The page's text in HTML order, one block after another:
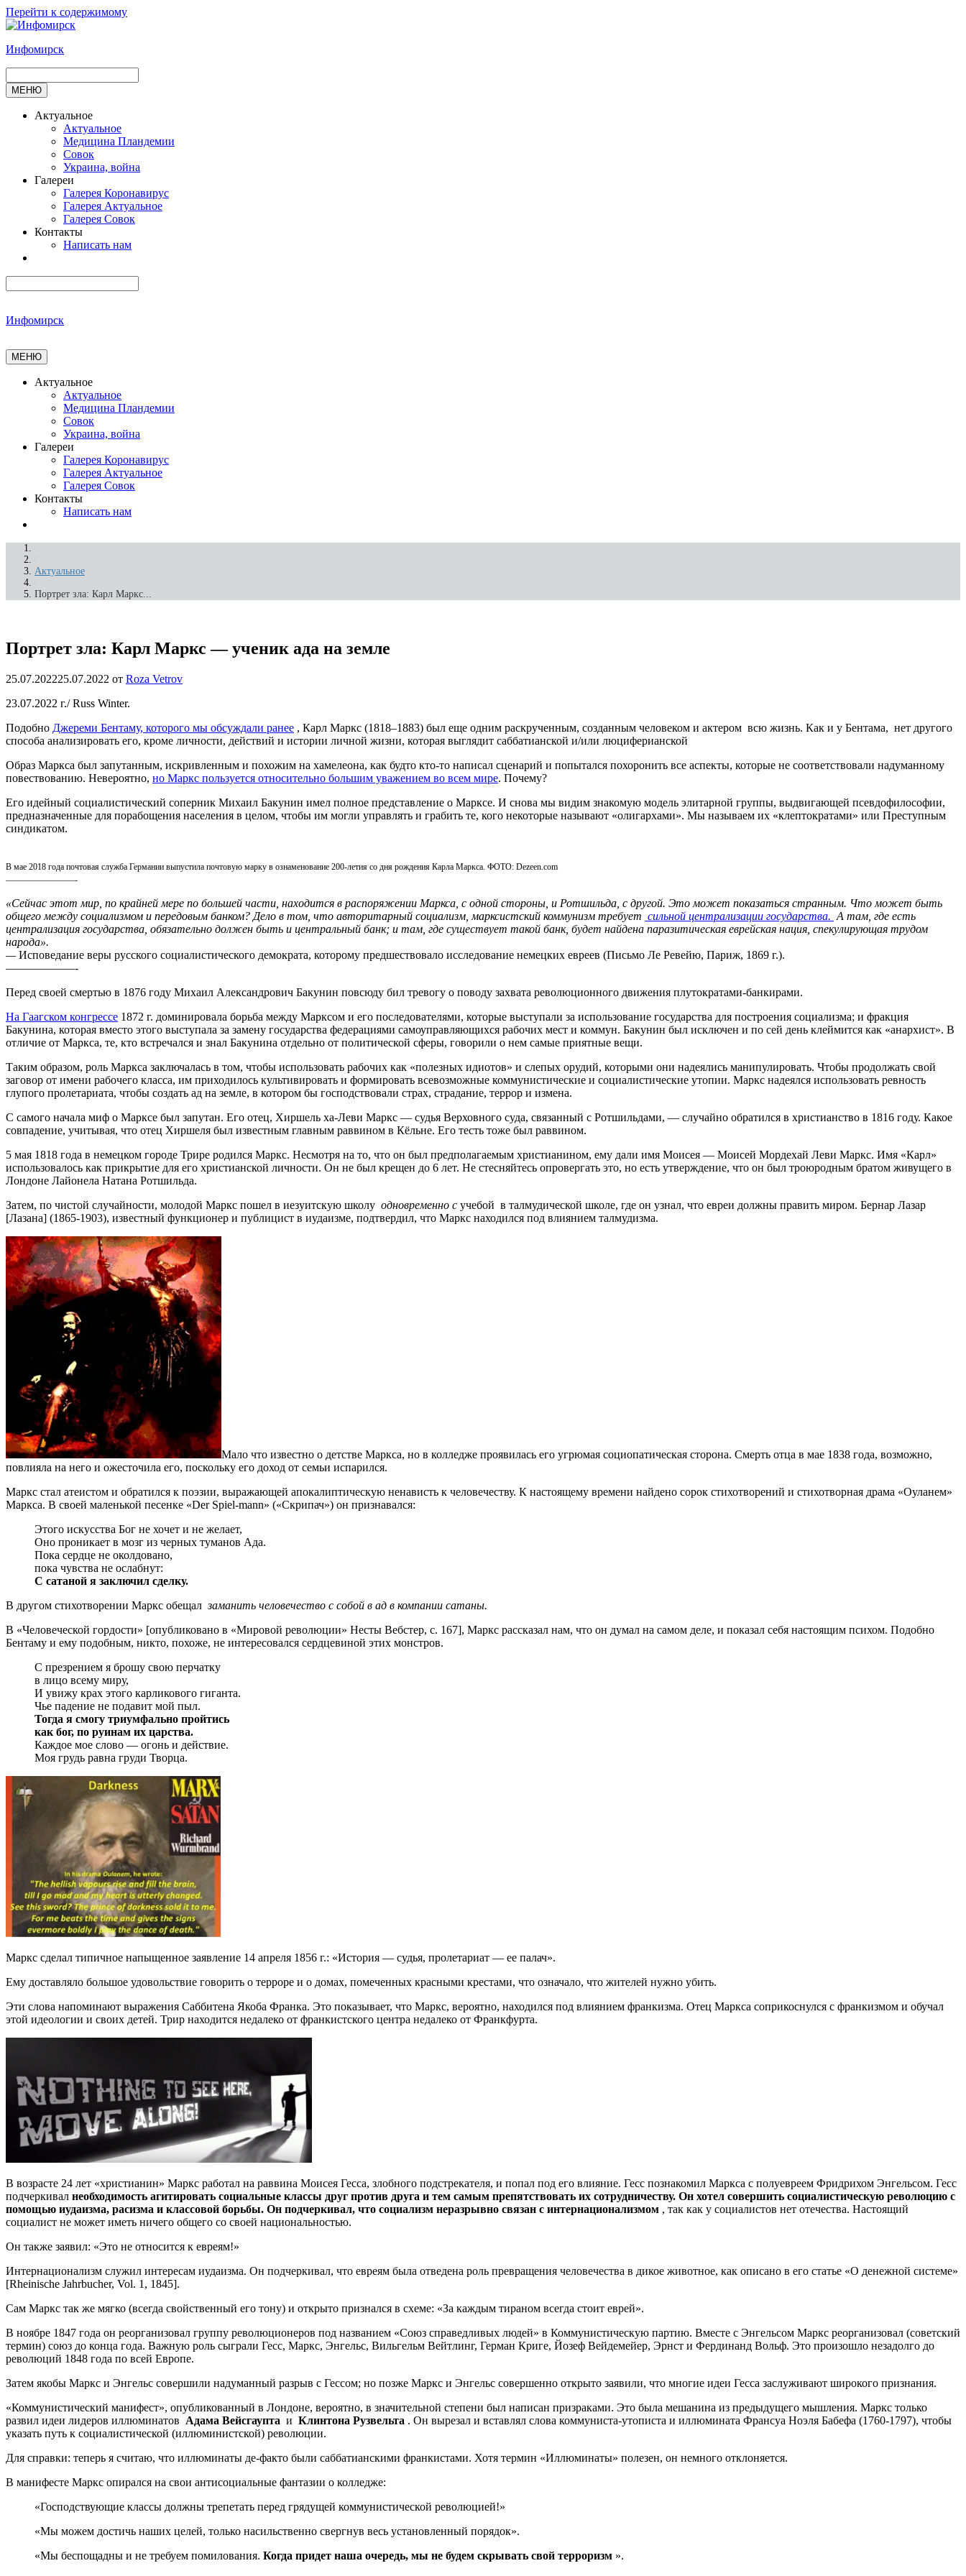
Перейти к содержимому
Инфомирск
МЕНЮ
Актуальное
Актуальное
Медицина Пландемии
Совок
Украина, война
Галереи
Галерея Коронавирус
Галерея Актуальное
Галерея Совок
Контакты
Написать нам
Инфомирск
МЕНЮ
Актуальное
Актуальное
Медицина Пландемии
Совок
Украина, война
Галереи
Галерея Коронавирус
Галерея Актуальное
Галерея Совок
Контакты
Написать нам
Актуальное
Портрет зла: Карл Маркс...
Портрет зла: Карл Маркс — ученик ада на земле
25.07.202225.07.2022 от Roza Vetrov
23.07.2022 г./ Russ Winter.
Подобно Джереми Бентаму, которого мы обсуждали ранее , Карл Маркс (1818–1883) был еще одним раскрученным, созданным человеком и актером всю жизнь. Как и у Бентама, нет другого
способа анализировать его, кроме личности, действий и истории личной жизни, которая выглядит саббатианской и/или люциферианской
Образ Маркса был запутанным, искривленным и похожим на хамелеона, как будто кто-то написал сценарий и попытался похоронить все аспекты, которые не соответствовали надуманному
повествованию. Невероятно, но Маркс пользуется относительно большим уважением во всем мире. Почему?
Его идейный социалистический соперник Михаил Бакунин имел полное представление о Марксе. И снова мы видим знакомую модель элитарной группы, выдвигающей псевдофилософии,
предназначенные для порабощения населения в целом, чтобы им могли управлять и грабить те, кого некоторые называют «олигархами». Мы называем их «клептократами» или Преступным
синдикатом.
В мае 2018 года почтовая служба Германии выпустила почтовую марку в ознаменование 200-летия со дня рождения Карла Маркса. ФОТО: Dezeen.com
————————-
«Сейчас этот мир, по крайней мере по большей части, находится в распоряжении Маркса, с одной стороны, и Ротшильда, с другой. Это может показаться странным. Что может быть
общего между социализмом и передовым банком? Дело в том, что авторитарный социализм, марксистский коммунизм требует сильной централизации государства. А там, где есть
централизация государства, обязательно должен быть и центральный банк; и там, где существует такой банк, будет найдена паразитическая еврейская нация, спекулирующая трудом
народа».
—Исповедание веры русского социалистического демократа, которому предшествовало исследование немецких евреев (Письмо Ле Ревейю, Париж, 1869 г.).
——————-
Перед своей смертью в 1876 году Михаил Александрович Бакунин повсюду бил тревогу о поводу захвата революционного движения плутократами-банкирами.
На Гаагском конгрессе 1872 г. доминировала борьба между Марксом и его последователями, которые выступали за использование государства для построения социализма; и фракция
Бакунина, которая вместо этого выступала за замену государства федерациями самоуправляющихся рабочих мест и коммун. Бакунин был исключен и по сей день клеймится как «анархист». В
отличие от Маркса, те, кто встречался и знал Бакунина отдельно от политической сферы, говорили о нем самые приятные вещи.
Таким образом, роль Маркса заключалась в том, чтобы использовать рабочих как «полезных идиотов» и слепых орудий, которыми они надеялись манипулировать. Чтобы продолжать свой
заговор от имени рабочего класса, им приходилось культивировать и формировать всевозможные коммунистические и социалистические утопии. Маркс надеялся использовать ревность
глупого пролетариата, чтобы создать ад на земле, в котором бы господствовали страх, страдание, террор и измена.
С самого начала миф о Марксе был запутан. Его отец, Хиршель ха-Леви Маркс — судья Верховного суда, связанный с Ротшильдами, — случайно обратился в христианство в 1816 году. Какое
совпадение, учитывая, что отец Хиршеля был известным главным раввином в Кёльне. Его тесть тоже был раввином.
5 мая 1818 года в немецком городе Трире родился Маркс. Несмотря на то, что он был предполагаемым христианином, ему дали имя Моисея — Моисей Мордехай Леви Маркс. Имя «Карл»
использовалось как прикрытие для его христианской личности. Он не был крещен до 6 лет. Не стесняйтесь опровергать это, но есть утверждение, что он был троюродным братом живущего в
Лондоне Лайонела Натана Ротшильда.
Затем, по чистой случайности, молодой Маркс пошел в иезуитскую школу одновременно с учебой в талмудической школе, где он узнал, что евреи должны править миром. Бернар Лазар
[Лазана] (1865-1903), известный функционер и публицист в иудаизме, подтвердил, что Маркс находился под влиянием талмудизма.
Мало что известно о детстве Маркса, но в колледже проявилась его угрюмая социопатическая сторона. Смерть отца в мае 1838 года, возможно,
повлияла на него и ожесточила его, поскольку его доход от семьи испарился.
Маркс стал атеистом и обратился к поэзии, выражающей апокалиптическую ненависть к человечеству. К настоящему времени найдено сорок стихотворений и стихотворная драма «Оуланем»
Маркса. В своей маленькой песенке «Der Spiel-mann» («Скрипач») он признавался:
Этого искусства Бог не хочет и не желает,
Оно проникает в мозг из черных туманов Ада.
Пока сердце не околдовано,
пока чувства не ослабнут:
С сатаной я заключил сделку.
В другом стихотворении Маркс обещалзаманить человечество с собой в ад в компании сатаны.
В «Человеческой гордости» [опубликовано в «Мировой революции» Несты Вебстер, с. 167], Маркс рассказал нам, что он думал на самом деле, и показал себя настоящим психом. Подобно
Бентаму и ему подобным, никто, похоже, не интересовался сердцевиной этих монстров.
С презрением я брошу свою перчатку
в лицо всему миру,
И увижу крах этого карликового гиганта.
Чье падение не подавит мой пыл.
Тогда я смогу триумфально пройтись
как бог, по руинам их царства.
Каждое мое слово — огонь и действие.
Моя грудь равна груди Творца.
Маркс сделал типичное напыщенное заявление 14 апреля 1856 г.: «История — судья, пролетариат — ее палач».
Ему доставляло большое удовольствие говорить о терроре и о домах, помеченных красными крестами, что означало, что жителей нужно убить.
Эти слова напоминают выражения Саббитена Якоба Франка. Это показывает, что Маркс, вероятно, находился под влиянием франкизма. Отец Маркса соприкоснулся с франкизмом и обучал
этой идеологии и своих детей. Трир находится недалеко от франкистского центра недалеко от Франкфурта.
В возрасте 24 лет «христианин» Маркс работал на раввина Моисея Гесса, злобного подстрекателя, и попал под его влияние. Гесс познакомил Маркса с полуевреем Фридрихом Энгельсом. Гесс
подчеркивал необходимость агитировать социальные классы друг против друга и тем самым препятствовать их сотрудничеству. Он хотел совершить социалистическую революцию с
помощью иудаизма, расизма и классовой борьбы. Он подчеркивал, что социализм неразрывно связан с интернационализмом , так как у социалистов нет отечества. Настоящий
социалист не может иметь ничего общего со своей национальностью.
Он также заявил: «Это не относится к евреям!»
Интернационализм служил интересам иудаизма. Он подчеркивал, что евреям была отведена роль превращения человечества в дикое животное, как описано в его статье «О денежной системе»
[Rheinische Jahrbucher, Vol. 1, 1845].
Сам Маркс так же мягко (всегда свойственный его тону) и открыто признался в схеме: «За каждым тираном всегда стоит еврей».
В ноябре 1847 года он реорганизовал группу революционеров под названием «Союз справедливых людей» в Коммунистическую партию. Вместе с Энгельсом Маркс реорганизовал (советский
термин) союз до конца года. Важную роль сыграли Гесс, Маркс, Энгельс, Вильгельм Вейтлинг, Герман Криге, Йозеф Вейдемейер, Эрнст и Фердинанд Вольф. Это произошло незадолго до
революций 1848 года по всей Европе.
Затем якобы Маркс и Энгельс совершили надуманный разрыв с Гессом; но позже Маркс и Энгельс совершенно открыто заявили, что многие идеи Гесса заслуживают широкого признания.
«Коммунистический манифест», опубликованный в Лондоне, вероятно, в значительной степени был написан призраками. Это была мешанина из предыдущего мышления. Маркс только
развил идеи лидеров иллюминатов Адама Вейсгаупта и Клинтона Рузвельта . Он вырезал и вставлял слова коммуниста-утописта и иллюмината Франсуа Ноэля Бабефа (1760-1797), чтобы
указать путь к социалистической (иллюминистской) революции.
Для справки: теперь я считаю, что иллюминаты де-факто были саббатианскими франкистами. Хотя термин «Иллюминаты» полезен, он немного отклоняется.
В манифесте Маркс опирался на свои антисоциальные фантазии о колледже:
«Господствующие классы должны трепетать перед грядущей коммунистической революцией!»
«Мы можем достичь наших целей, только насильственно свергнув весь установленный порядок».
«Мы беспощадны и не требуем помилования. Когда придет наша очередь, мы не будем скрывать свой терроризм ».